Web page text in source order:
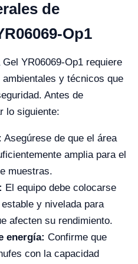
de
Op1
YR06069-Op1 requiere
y técnicos que
Antes de
lo siguiente:
Asegúrese de que el área
amplia para el
muestras.
El equipo debe colocarse
y nivelada para
afecten su rendimiento.
energía: Confirme que
con la capacidad